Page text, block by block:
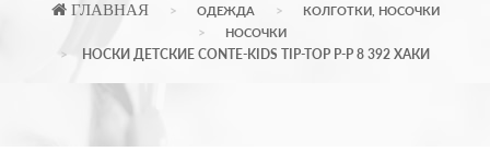
ГЛАВНАЯ ОДЕЖДА
КОЛГОТКИ, НОСОЧКИ
НОСОЧКИ
НОСКИ ДЕТСКИЕ CONTE-KIDS TIP-TOP Р-Р 8 392 ХАКИ